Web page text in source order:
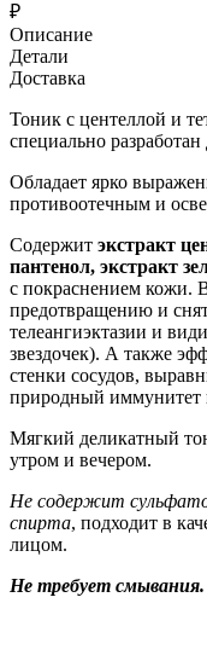
₽
Описание
Детали
Доставка
Тоник с центеллой и
специально
Обладает ярко
противоотечным и
Содержит экстракт
пантенол, экстракт
с покраснением кожи.
предотвращению и
телеангиэктазии и
звездочек). А также
стенки сосудов,
природный иммунитет
Мягкий деликатный
утром и вечером.
Не содержит
спирта, подходит в
лицом.
Не требует смывания.